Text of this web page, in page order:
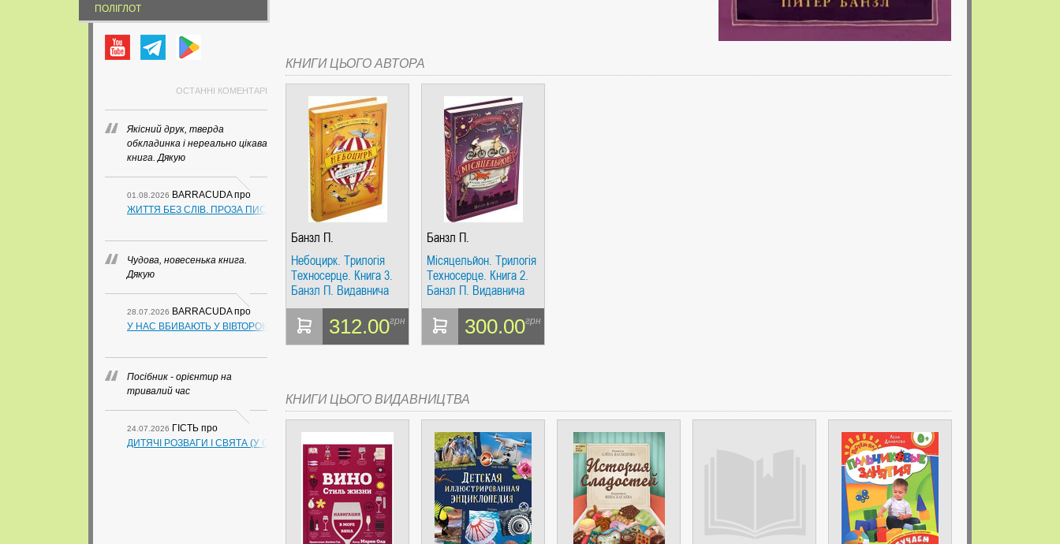
ПОЛІГЛОТ
ОСТАННІ КОМЕНТАРІ
Якісний друк, тверда
обкладинка і нереально цікава
книга. Дякую
01.08.2026 BARRACUDAпро
ЖИТТЯ БЕЗ СЛІВ. ПРОЗА ПИСЬМЕННИКІВ ІЗ ГУАНСІ. ГІПЕРІОН
Чудова, новесенька книга.
Дякую
28.07.2026 BARRACUDAпро
У НАС ВБИВАЮТЬ У ВІВТОРОК. СЛАПОВСЬКИЙ О.І. ЧАС
Посібник - орієнтир на
тривалий час
24.07.2026 ГІСТЬ про
ДИТЯЧІ РОЗВАГИ І СВЯТА (У СХЕМАХ, ТАБЛИЦЯХ, ВИЗНАЧЕННЯХ, СЦЕНАРІЯХ). АНТОНІНА ШЕВЧУК. МАНДРІВЕЦЬ
КНИГИ ЦЬОГО АВТОРА
Банзл П.
Небоцирк. Трилогія
Техносерце. Книга 3.
Банзл П. Видавнича
група КМ-Букс
312.00грн
Банзл П.
Місяцельйон. Трилогія
Техносерце. Книга 2.
Банзл П. Видавнича
група КМ-Букс
300.00грн
КНИГИ ЦЬОГО ВИДАВНИЦТВА